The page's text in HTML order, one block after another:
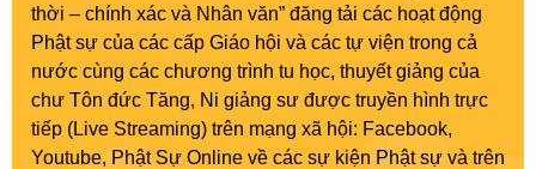
thời – chính xác và Nhân văn” đăng tải các hoạt động
Phật sự của các cấp Giáo hội và các tự viện trong cả
nước cùng các chương trình tu học, thuyết giảng của
chư Tôn đức Tăng, Ni giảng sư được truyền hình trực
tiếp (Live Streaming) trên mạng xã hội: Facebook,
Youtube, Phật Sự Online về các sự kiện Phật sự và trên